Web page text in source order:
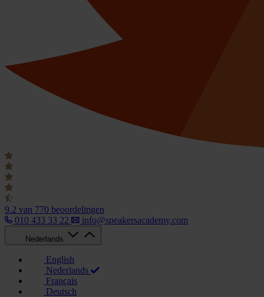
9.2 van 770 beoordelingen
010 433 33 22
info@speakersacademy.com
Nederlands
English
Nederlands
Français
Deutsch